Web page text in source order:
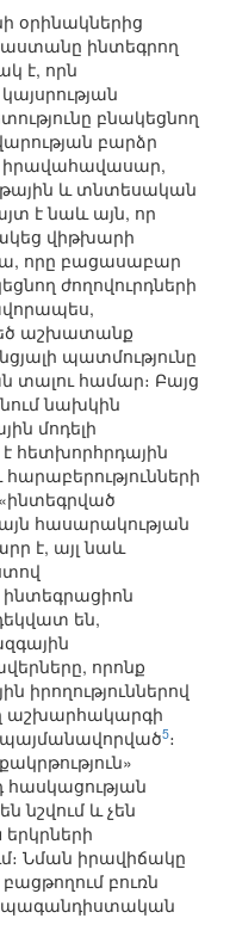
օրինակներից
ինտեգրող
է, որն
բնակեցնող
բարձր
իրավահավասար,
և տնտեսական
է նաև այն, որ
վիթխարի
որը բացասաբար
ժողովուրդների
աշխատանք
պատմությունը
տալու համար։ Բայց
նախկին
մոդելի
է հետխորհրդային
«ինտեգրված
հասարակության
է, այլ նաև
ինտեգրացիոն
են,
որոնք
իրողություններով
աշխարհակարգի
պայմանավորված5։
հասկացության
նշվում և չեն
Նման իրավիճակը
բուռն